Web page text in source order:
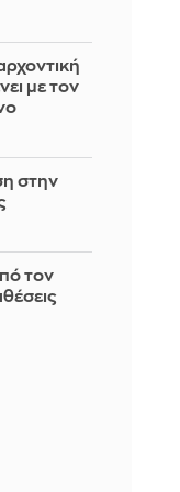
με τον
στην
τον